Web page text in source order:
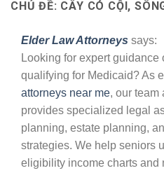
CHỦ ĐỀ: CÂY CÓ CỘI,
Elder Law Attorneys says:
Looking for expert
qualifying for Medicaid? As
attorneys near me, our team
provides specialized legal
planning, estate planning,
strategies. We help seniors
eligibility income charts and